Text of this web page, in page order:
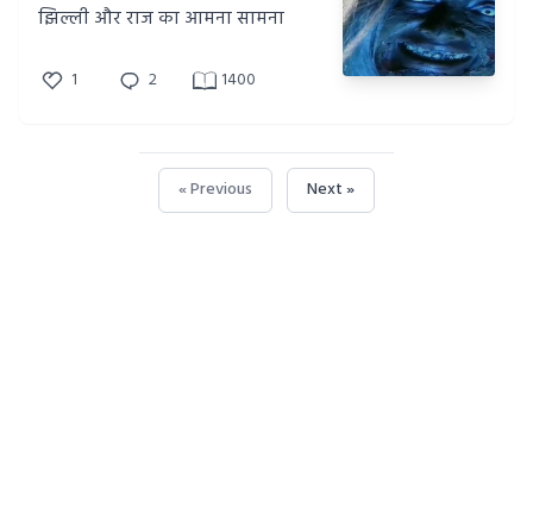
झिल्ली और राज का आमना सामना
1 2 1400
« Previous Next »